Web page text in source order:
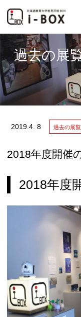
過去の展
2019. 4. 8 過去の展
2018年度開催
2018年度